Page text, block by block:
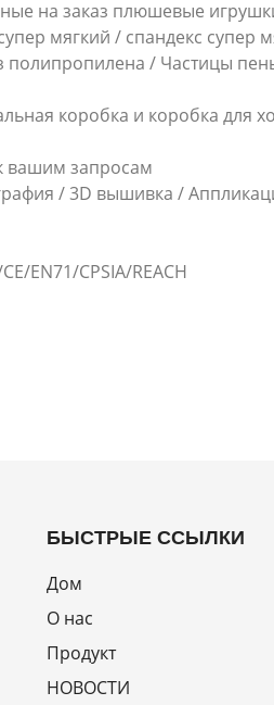
на заказ плюшевые
мягкий / спандекс супер
полипропилена / Частицы
коробка и коробка
вашим запросам
/ 3D вышивка /
EN71/CPSIA/REACH
БЫСТРЫЕ ССЫЛКИ
Дом
О нас
Продукт
НОВОСТИ